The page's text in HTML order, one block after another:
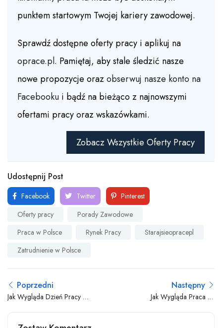
punktem startowym Twojej kariery zawodowej.
Sprawdź dostępne oferty pracy i aplikuj na
oprace.pl. Pamiętaj, aby stale śledzić nasze
nowe propozycje oraz obserwuj nasze konto na
Facebooku i bądź na bieżąco z najnowszymi
ofertami pracy oraz wskazówkami.
Zobacz Wszystkie Oferty Pracy
Udostępnij Post
Facebook Twitter
Pinterest
Oferty pracy
Porady Zawodowe
Praca w Polsce
Rynek Pracy
Starajsieopracepl
Zatrudnienie w Polsce
Poprzedni
Jak Wygląda Dzień Pracy W
Następny
Jak Wygląda Praca W